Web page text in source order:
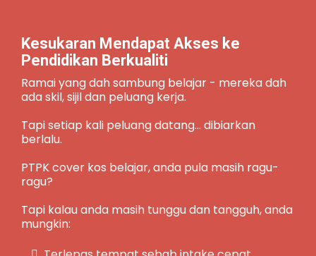
Kesukaran Mendapat Akses ke
Pendidikan Berkualiti
Ramai yang dah sambung belajar - mereka dah
ada skil, sijil dan peluang kerja.
Tapi setiap kali peluang datang... dibiarkan
berlalu.
PTPK cover kos belajar, anda pula masih ragu-
ragu?
Tapi kalau anda masih tunggu dan tangguh, anda
mungkin: